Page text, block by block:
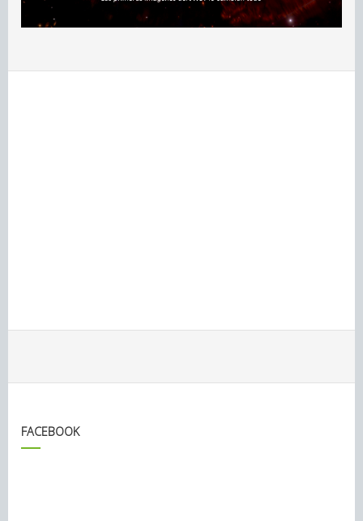
FACEBOOK